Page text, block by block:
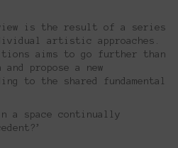
is the result of a series
artistic approaches.
aims to go further than
propose a new
to the shared fundamental
in a space continually